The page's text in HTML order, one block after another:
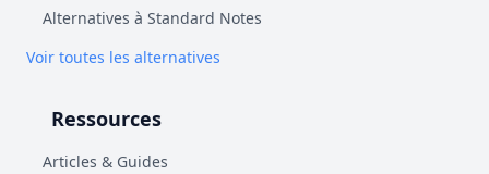
Alternatives à Standard Notes
Voir toutes les alternatives
Ressources
Articles & Guides